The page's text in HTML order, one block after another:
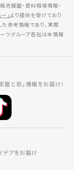
売履歴・賃料相場情報・
」より提供を受けており
参考情報であり、実際
ツグループ各社は本情報
屋と街」情報をお届け!
デアをお届け